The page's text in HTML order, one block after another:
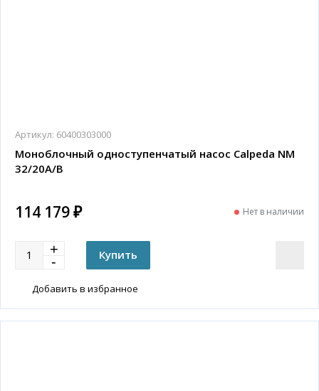
Артикул: 60400303000
Моноблочный одноступенчатый насос Calpeda NM
32/20A/B
114 179 ₽ Нет в наличии
Добавить в избранное